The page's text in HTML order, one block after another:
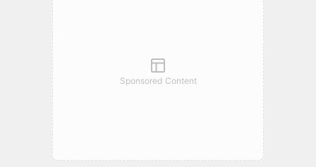
Sponsored Content